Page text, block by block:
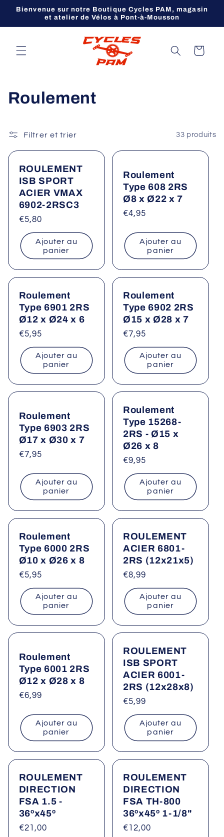
passer
Bienvenue sur notre Boutique Cycles PAM, magasin
et atelier de Vélos à Pont-à-Mousson
Panier
C
l
l
o
n
Roulement
Filtrer et trier 33 produits
ROULEMENT
ISB SPORT
ACIER VMAX
6902-2RSC3
Prix
habituel
€5,80
Ajouter au
panier
Roulement
Type 608 2RS
Ø8 x Ø22 x 7
Prix
€4,95
Ajouter au
panier
Roulement
Type 6901 2RS
Ø12 x Ø24 x 6
Prix
habituel
€5,95
Ajouter au
panier
Roulement
Type 6902 2RS
Ø15 x Ø28 x 7
Prix
habituel
€7,95
Ajouter au
panier
Roulement
Type 6903 2RS
Ø17 x Ø30 x 7
Prix
€7,95
Ajouter au
panier
Roulement
Type 15268-
2RS - Ø15 x
Ø26 x 8
Prix
habituel
€9,95
Ajouter au
panier
Roulement
Type 6000 2RS
Ø10 x Ø26 x 8
Prix
habituel
€5,95
Ajouter au
panier
ROULEMENT
ACIER 6801-
2RS (12x21x5)
Prix
habituel
€8,99
Ajouter au
panier
Roulement
Type 6001 2RS
Ø12 x Ø28 x 8
Prix
€6,99
Ajouter au
panier
ROULEMENT
ISB SPORT
ACIER 6001-
2RS (12x28x8)
Prix
habituel
€5,99
Ajouter au
panier
ROULEMENT
DIRECTION
FSA 1.5 -
36ºx45º
Prix
€21,00
ROULEMENT
DIRECTION
FSA TH-800
36ºx45º 1-1/8"
Prix
€12,00